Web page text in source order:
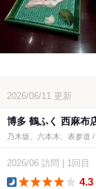
2026/06/11 更新
博多 鶴ふく 西麻布
乃木坂、六本木、表参道
2026/06 訪問 1回目
4.3